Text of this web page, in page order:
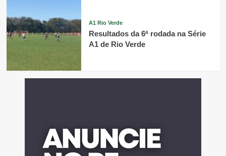
A1 Rio Verde
Resultados da 6ª rodada na Série
A1 de Rio Verde